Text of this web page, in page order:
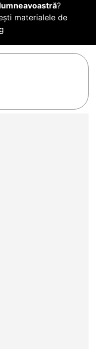
?
materialele de